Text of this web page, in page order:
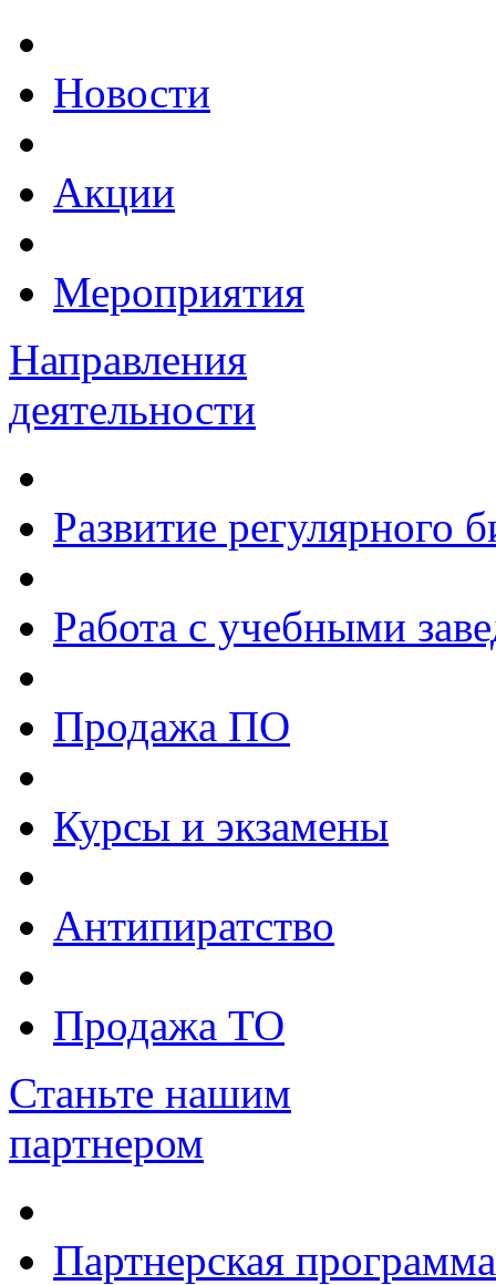
Новости
Акции
Мероприятия
Направления
деятельности
Развитие регулярного
Работа с учебными
Продажа ПО
Курсы и экзамены
Антипиратство
Продажа ТО
Станьте нашим
партнером
Партнерская программа